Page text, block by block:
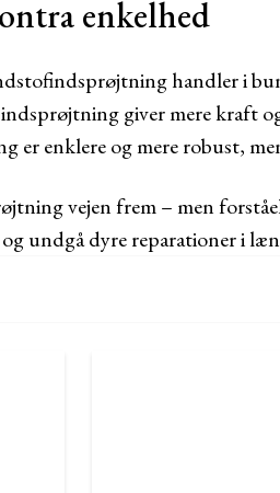
enkelhed
handler i
giver mere kraft
er enklere og mere robust,
vejen frem – men
undgå dyre reparationer i